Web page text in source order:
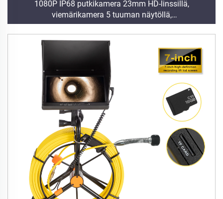
1080P IP68 putkikamera 23mm HD-linssillä,
viemärikamera 5 tuuman näytöllä,
10m/20m/30m/40m/50m valinnan mukaan